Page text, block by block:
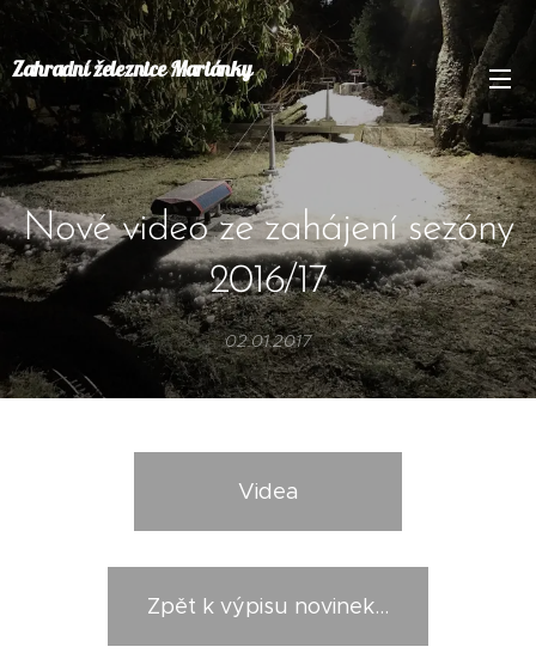
Zahradní železnice Mariánky
Nové video ze zahájení sezóny
2016/17
02.01.2017
Videa
Zpět k výpisu novinek...